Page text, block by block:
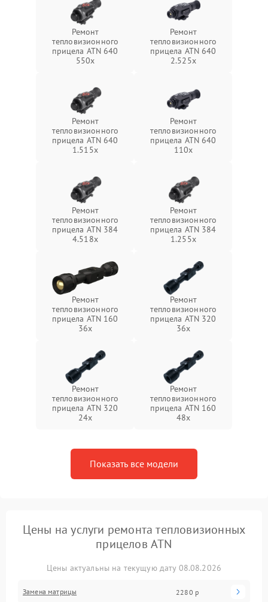
Ремонт
тепловизионного
прицела ATN 640
550x
Ремонт
тепловизионного
прицела ATN 640
2.525x
Ремонт
тепловизионного
прицела ATN 640
1.515x
Ремонт
тепловизионного
прицела ATN 640
110x
Ремонт
тепловизионного
прицела ATN 384
4.518x
Ремонт
тепловизионного
прицела ATN 384
1.255х
Ремонт
тепловизионного
прицела ATN 160
36x
Ремонт
тепловизионного
прицела ATN 320
36x
Ремонт
тепловизионного
прицела ATN 320
24x
Ремонт
тепловизионного
прицела ATN 160
48x
Показать все модели
Цены на услуги ремонта тепловизионных
прицелов ATN
Цены актуальны на текущую дату 08.08.2026
Замена матрицы 2280 р